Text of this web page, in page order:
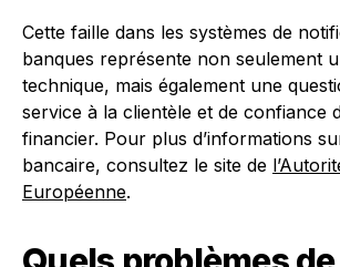
Cette faille dans les systèmes de
banques représente non seulement
technique, mais également une
service à la clientèle et de confiance
financier. Pour plus d’informations
bancaire, consultez le site de
Européenne.